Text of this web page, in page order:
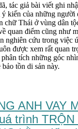
tác giả bài viết ghi
ý kiến của những
chữ Thái ở vùng dân
quan điểm cũng như
nghiên cứu trong việc
được xem rất quan
tích những góc
tồn di sản này.
ANH VAY
trình